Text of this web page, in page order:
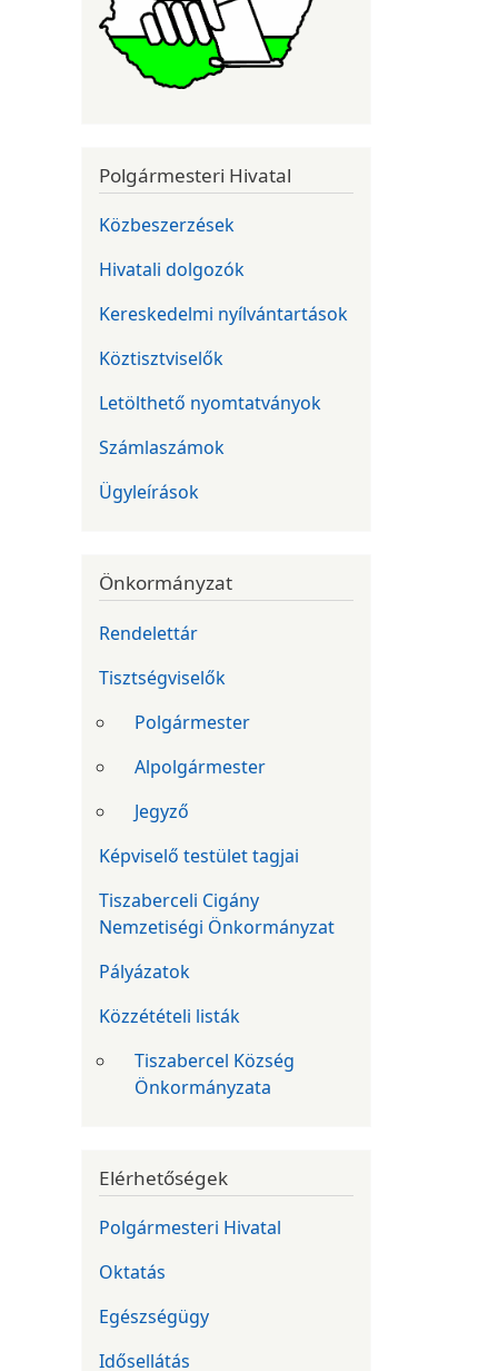
Polgármesteri Hivatal
Közbeszerzések
Hivatali dolgozók
Kereskedelmi nyílvántartások
Köztisztviselők
Letölthető nyomtatványok
Számlaszámok
Ügyleírások
Önkormányzat
Rendelettár
Tisztségviselők
Polgármester
Alpolgármester
Jegyző
Képviselő testület tagjai
Tiszaberceli Cigány
Nemzetiségi Önkormányzat
Pályázatok
Közzétételi listák
Tiszabercel Község
Önkormányzata
Elérhetőségek
Polgármesteri Hivatal
Oktatás
Egészségügy
Idősellátás